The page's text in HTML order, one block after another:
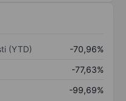
(YTD)
-70,96%
-77,63%
-99,69%